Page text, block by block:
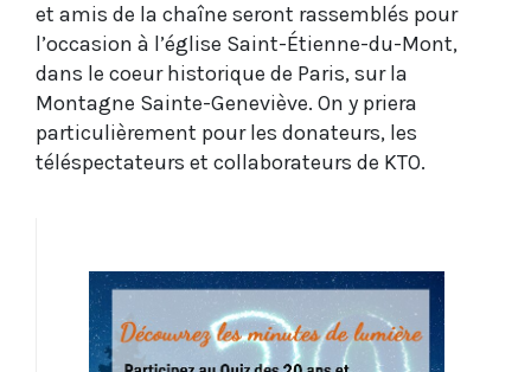
et amis de la chaîne seront rassemblés pour
l’occasion à l’église Saint-Étienne-du-Mont,
dans le coeur historique de Paris, sur la
Montagne Sainte-Geneviève. On y priera
particulièrement pour les donateurs, les
téléspectateurs et collaborateurs de KTO.